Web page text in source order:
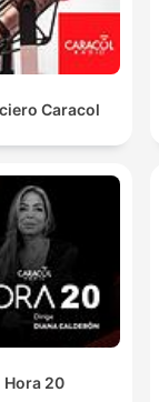
Caracol
Hora 20